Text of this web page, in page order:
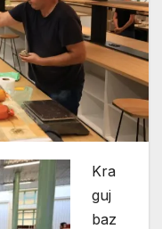
Kra
guj
baz